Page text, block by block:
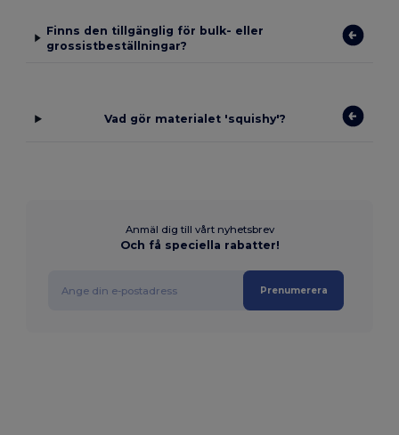
Finns den tillgänglig för bulk- eller
grossistbeställningar?
Vad gör materialet 'squishy'?
Anmäl dig till vårt nyhetsbrev
Och få speciella rabatter!
Prenumerera